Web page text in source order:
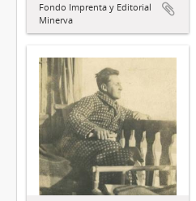
Fondo Imprenta y Editorial
Minerva